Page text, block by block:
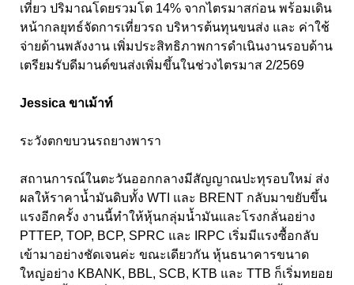
เที่ยว ปริมาณโดยรวมโต 14% จากไตรมาสก่อน พร้อมเดิน
หน้ากลยุทธ์จัดการเที่ยวรถ บริหารต้นทุนขนส่ง และ ค่าใช้
จ่ายด้านพลังงาน เพิ่มประสิทธิภาพการดำเนินงานรอบด้าน
เตรียมรับดีมานด์ขนส่งเพิ่มขึ้นในช่วงไตรมาส 2/2569
Jessica ขาเม้าท์
ระวังตกขบวนรถยางพารา
สถานการณ์ในตะวันออกกลางมีสัญญาณปะทุรอบใหม่ ส่ง
ผลให้ราคาน้ำมันดิบทั้ง WTI และ BRENT กลับมาขยับขึ้น
แรงอีกครั้ง งานนี้ทำให้หุ้นกลุ่มน้ำมันและโรงกลั่นอย่าง
PTTEP, TOP, BCP, SPRC และ IRPC เริ่มมีแรงซื้อกลับ
เข้ามาอย่างชัดเจนค่ะ ขณะเดียวกัน หุ้นธนาคารขนาด
ใหญ่อย่าง KBANK, BBL, SCB, KTB และ TTB ก็เริ่มทยอย